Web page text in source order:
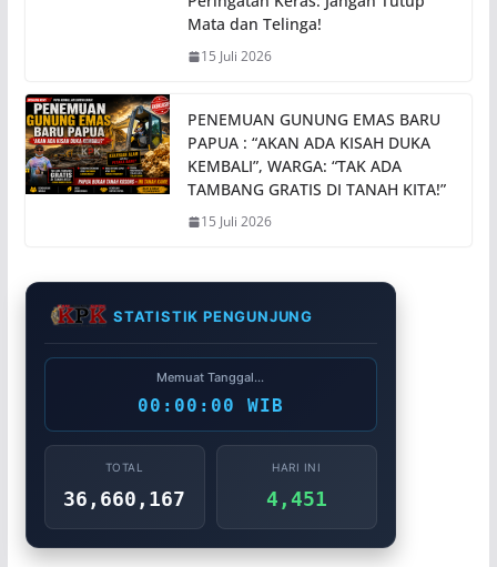
Mata dan Telinga!
15 Juli 2026
PENEMUAN GUNUNG EMAS BARU
PAPUA : “AKAN ADA KISAH DUKA
KEMBALI”, WARGA: “TAK ADA
TAMBANG GRATIS DI TANAH KITA!”
15 Juli 2026
STATISTIK PENGUNJUNG
Memuat Tanggal...
00:00:00 WIB
TOTAL
36,660,167
HARI INI
4,451